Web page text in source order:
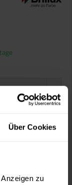
Über Cookies
zu